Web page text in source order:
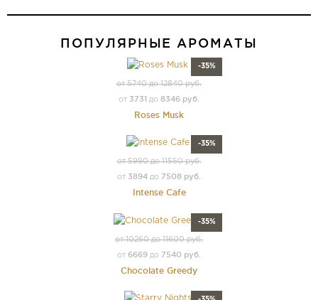
ПОПУЛЯРНЫЕ АРОМАТЫ
-35%
от 5740 до 12840 руб.
от 3731 до 8346 руб.
Roses Musk
-35%
от 5990 до 11550 руб.
от 3894 до 7508 руб.
Intense Cafe
-35%
от 10260 до 11600 руб.
от 6669 до 7540 руб.
Chocolate Greedy